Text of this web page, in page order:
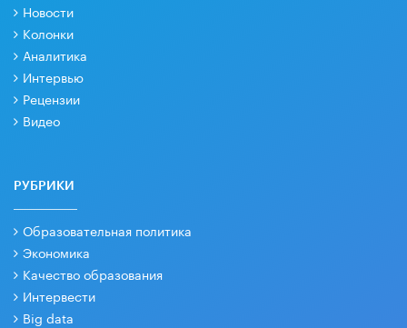
Новости
Колонки
Аналитика
Интервью
Рецензии
Видео
РУБРИКИ
Образовательная политика
Экономика
Качество образования
Интервести
Big data